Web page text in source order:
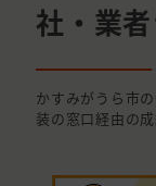
社・業
かすみがうら市
装の窓口経由の